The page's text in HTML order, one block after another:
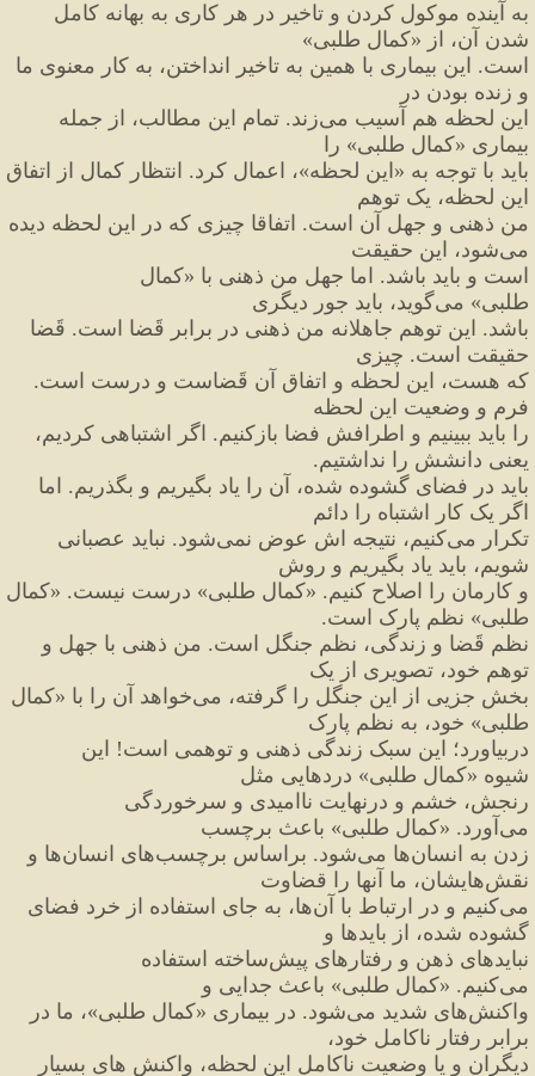
شدن آن، از «کمال طلبی»
و زنده بودن در
این لحظه هم آسیب می
بیماری «کمال طلبی» را
باید با توجه به «این لحظه»
این لحظه، یک توهم
میشود، این حقیقت
است و باید باشد. اما جهل من ذهنی با «
طلبی» میگوید، باید جور دیگری
حقیقت است. چیزی
فرم و وضعیت این لحظه
یعنی دانشش را نداشتیم.
اگر یک کار اشتباه را دائم
تکرار میکنیم، نتیجه اش عوض نمی
شویم، باید یاد بگیریم و روش
و کارمان را اصلاح کنیم. «کمال طلبی» درست نیست. «
طلبی» نظم پارک است.
توهم خود، تصویری از یک
بخش جزیی از این جنگل را گرفته، میخواهد آن را با «
طلبی» خود، به نظم پارک
دربیاورد؛ این سبک زندگی ذهنی و توهمی است!
شیوه «کمال طلبی» دردهایی مثل
میآورد. «کمال طلبی» باعث برچسب
زدن به انسانها میشود. براساس برچسبهای انسان
نقشهایشان، ما آنها را قضاوت
میکنیم و در ارتباط با آن
گشوده شده، از بایدها و
نبایدهای ذهن و رفتارهای پیش
میکنیم. «کمال طلبی» باعث جدایی و
واکنشهای شدید میشود. در بیماری «کمال طلبی»
برابر رفتار ناکامل خود،